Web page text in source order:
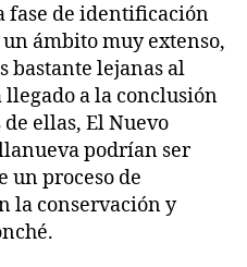
fase de identificación
ámbito muy extenso,
bastante lejanas al
llegado a la conclusión
ellas, El Nuevo
podrían ser
un proceso de
la conservación y